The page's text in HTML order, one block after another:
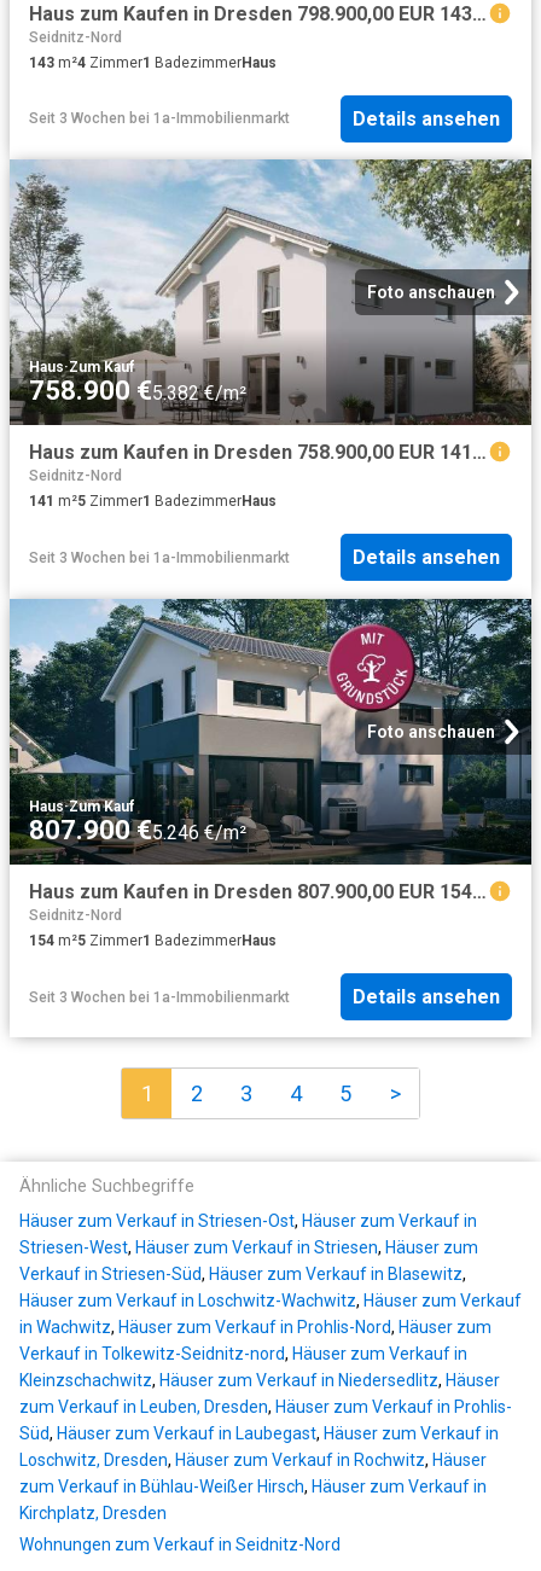
Haus zum Kaufen in Dresden 798.900,00 EUR 143 m²
Seidnitz-Nord
143 m²4 Zimmer1 BadezimmerHaus
Seit 3 Wochen bei 1a-Immobilienmarkt Details ansehen
Foto anschauen
Haus·Zum Kauf
758.900 €5.382 €/m²
Haus zum Kaufen in Dresden 758.900,00 EUR 141 m²
Seidnitz-Nord
141 m²5 Zimmer1 BadezimmerHaus
Seit 3 Wochen bei 1a-Immobilienmarkt Details ansehen
Foto anschauen
Haus·Zum Kauf
807.900 €5.246 €/m²
Haus zum Kaufen in Dresden 807.900,00 EUR 154 m²
Seidnitz-Nord
154 m²5 Zimmer1 BadezimmerHaus
Seit 3 Wochen bei 1a-Immobilienmarkt Details ansehen
1 2 3 4 5 >
Ähnliche Suchbegriffe
Häuser zum Verkauf in Striesen-Ost, Häuser zum Verkauf in
Striesen-West, Häuser zum Verkauf in Striesen, Häuser zum
Verkauf in Striesen-Süd, Häuser zum Verkauf in Blasewitz,
Häuser zum Verkauf in Loschwitz-Wachwitz, Häuser zum Verkauf
in Wachwitz, Häuser zum Verkauf in Prohlis-Nord, Häuser zum
Verkauf in Tolkewitz-Seidnitz-nord, Häuser zum Verkauf in
Kleinzschachwitz, Häuser zum Verkauf in Niedersedlitz, Häuser
zum Verkauf in Leuben, Dresden, Häuser zum Verkauf in Prohlis-
Süd, Häuser zum Verkauf in Laubegast, Häuser zum Verkauf in
Loschwitz, Dresden, Häuser zum Verkauf in Rochwitz, Häuser
zum Verkauf in Bühlau-Weißer Hirsch, Häuser zum Verkauf in
Kirchplatz, Dresden
Wohnungen zum Verkauf in Seidnitz-Nord